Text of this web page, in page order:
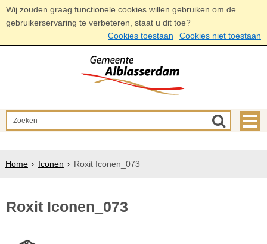
Wij zouden graag functionele cookies willen gebruiken om de
gebruikerservaring te verbeteren, staat u dit toe?
Cookies toestaan
Cookies niet toestaan
Home Iconen Roxit Iconen_073
Roxit Iconen_073